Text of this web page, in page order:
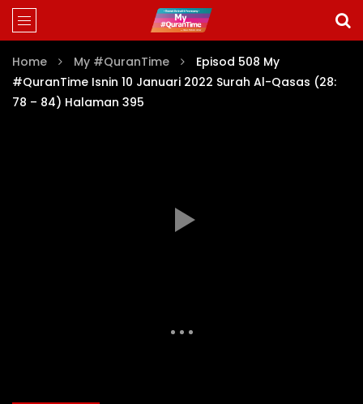
Home My #QuranTime
Episod 508 My
#QuranTime Isnin 10 Januari 2022 Surah Al-Qasas (28:
78 – 84) Halaman 395